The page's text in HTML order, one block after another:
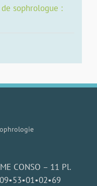
sophrologue :
CONSO – 11 Pl.
09•53•01•02•69